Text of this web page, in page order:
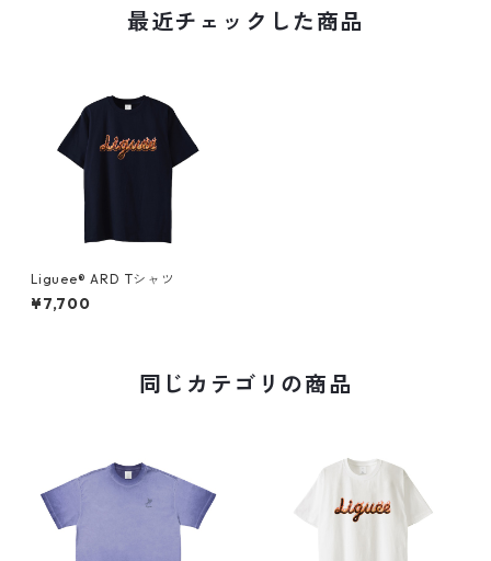
最近チェックした商品
Liguee®️ ARD Tシャツ
¥7,700
同じカテゴリの商品